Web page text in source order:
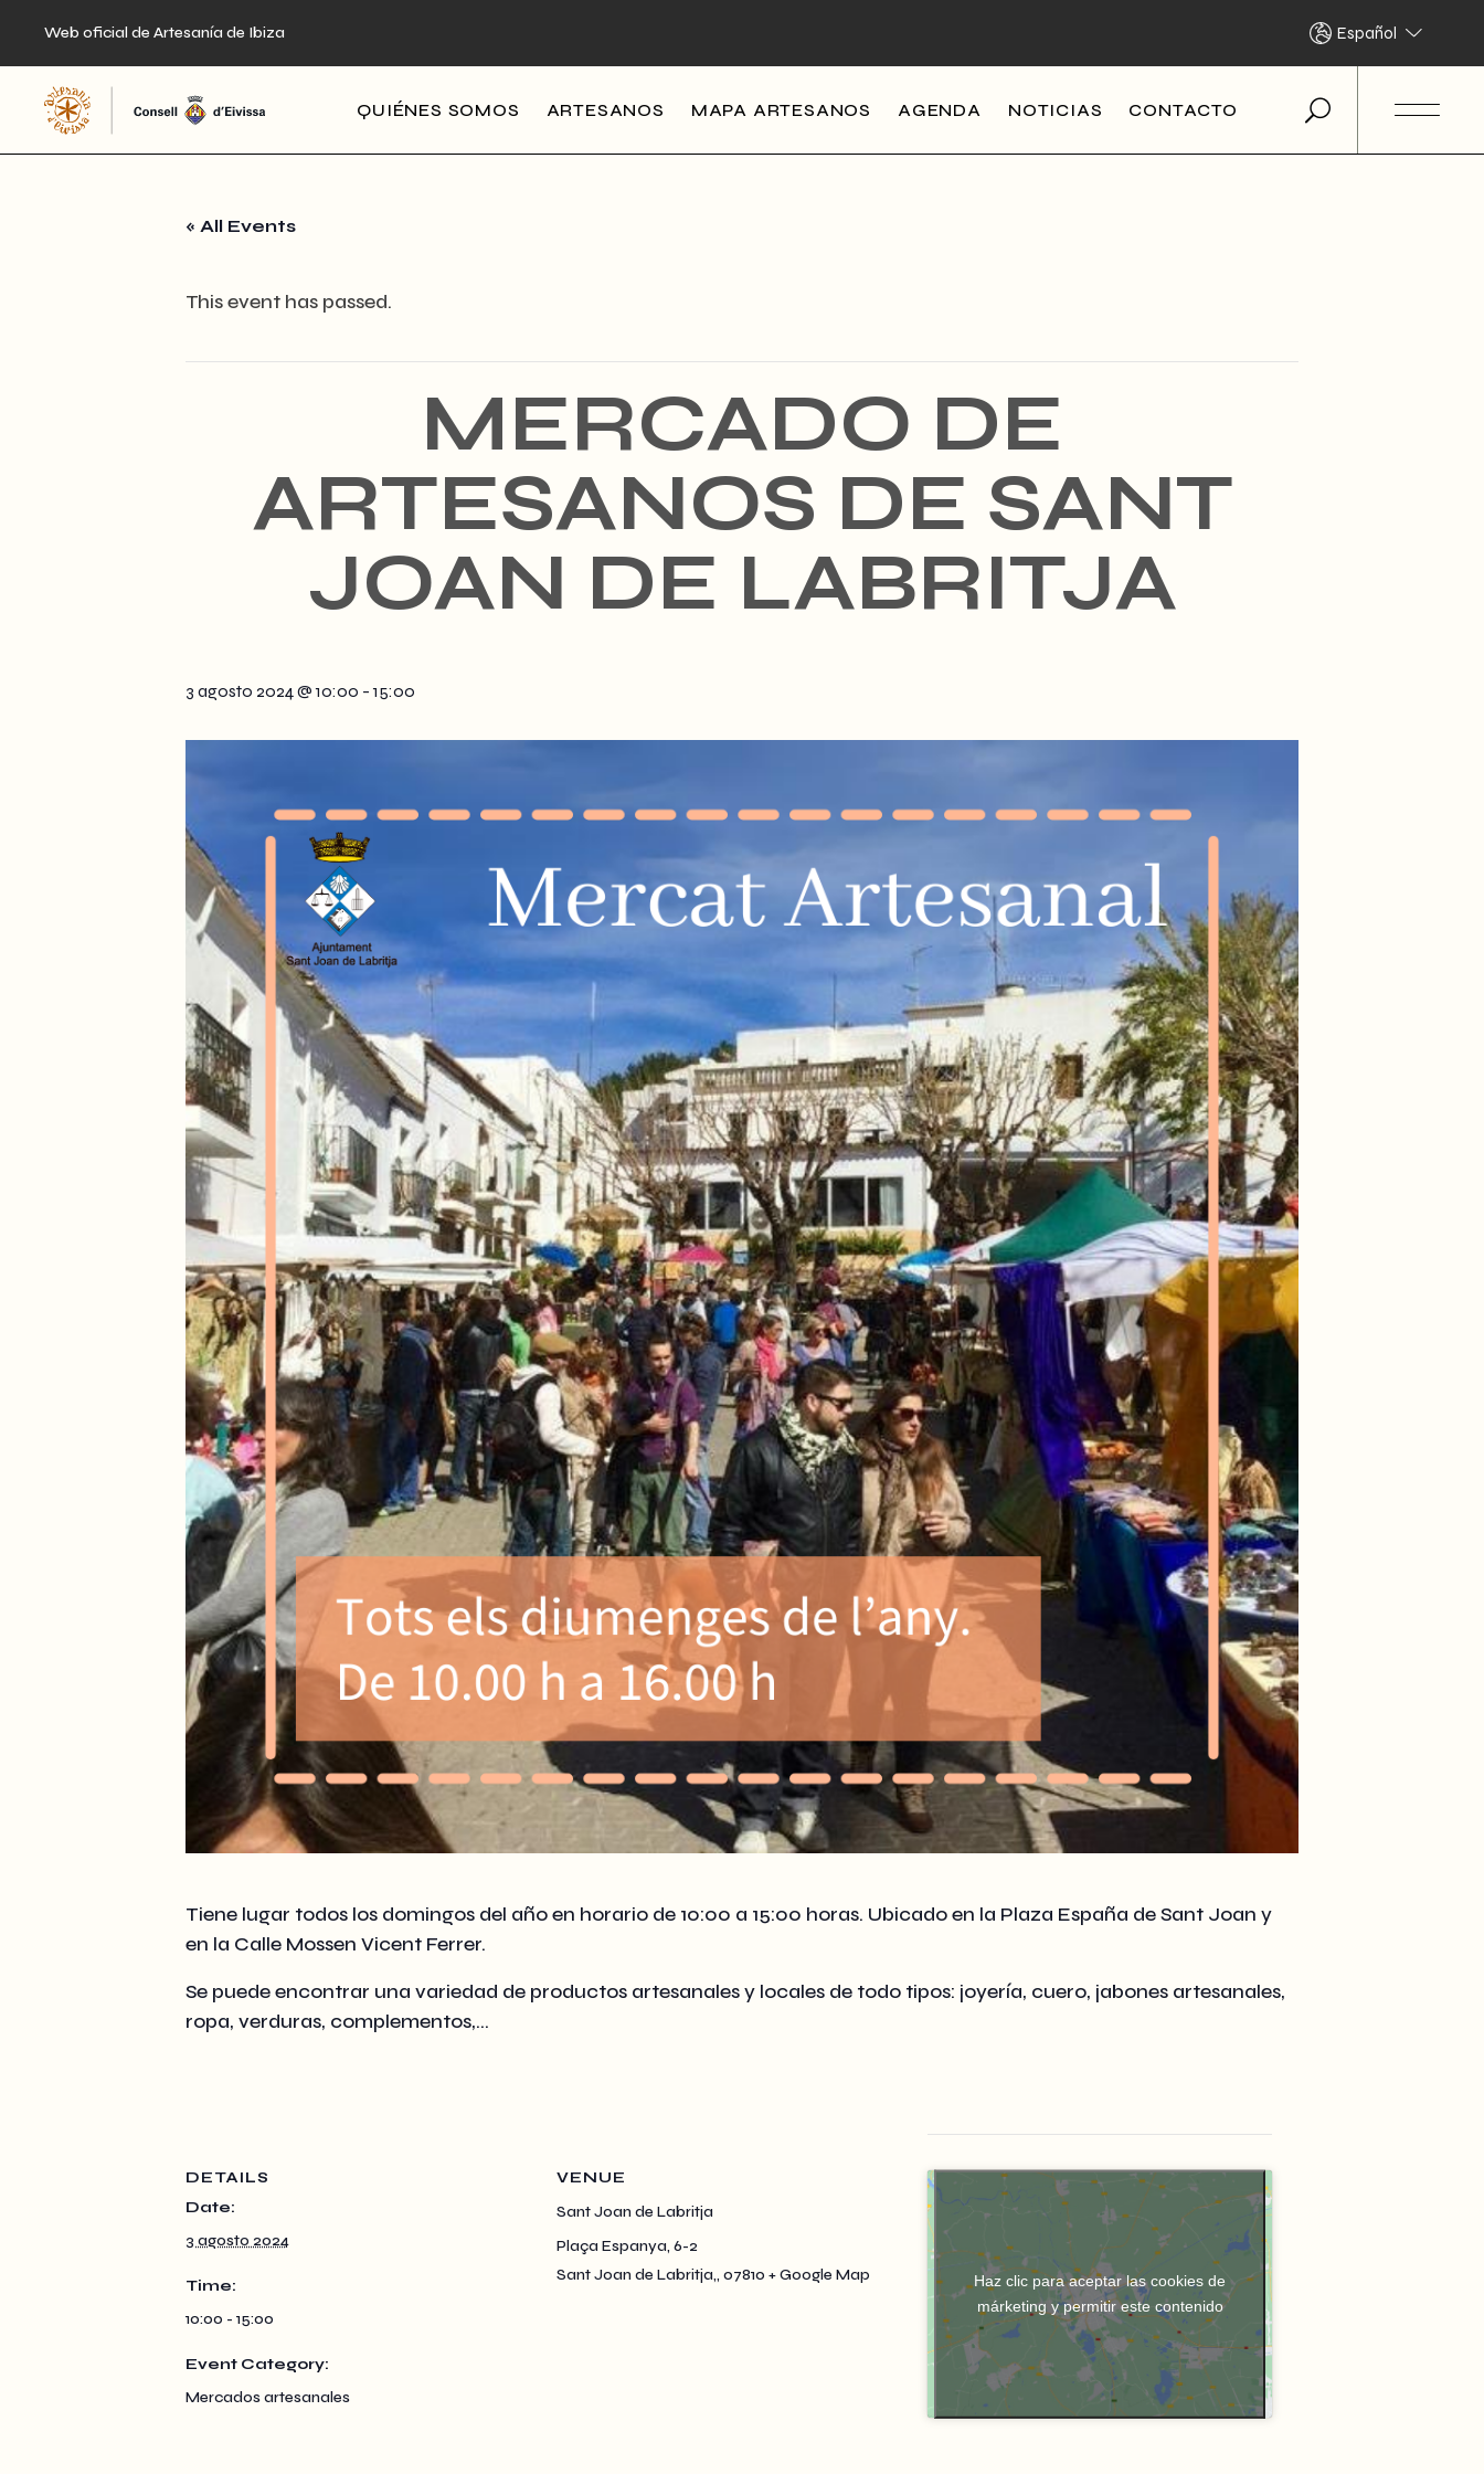
content
Web oficial de Artesanía de Ibiza Español
QUIÉNES SOMOS ARTESANOS MAPA ARTESANOS AGENDA NOTICIAS CONTACTO
« All Events
This event has passed.
MERCADO DE
ARTESANOS DE SANT
JOAN DE LABRITJA
3 agosto 2024 @ 10:00 - 15:00
Tiene lugar todos los domingos del año en horario de 10:00 a 15:00 horas. Ubicado en la Plaza España de Sant Joan y
en la Calle Mossen Vicent Ferrer.
Se puede encontrar una variedad de productos artesanales y locales de todo tipos: joyería, cuero, jabones artesanales,
ropa, verduras, complementos,…
DETAILS
Date:
3 agosto 2024
Time:
10:00 - 15:00
Event Category:
Mercados artesanales
VENUE
Sant Joan de Labritja
Plaça Espanya, 6-2
Sant Joan de Labritja,, 07810 + Google Map
Haz clic para aceptar las cookies de
márketing y permitir este contenido